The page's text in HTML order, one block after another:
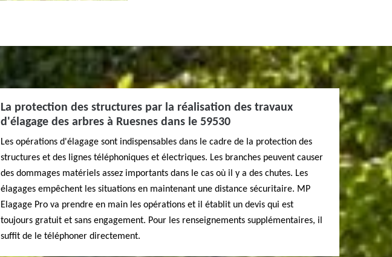
La protection des structures par la réalisation des travaux
d'élagage des arbres à Ruesnes dans le 59530
Les opérations d'élagage sont indispensables dans le cadre de la protection des
structures et des lignes téléphoniques et électriques. Les branches peuvent causer
des dommages matériels assez importants dans le cas où il y a des chutes. Les
élagages empêchent les situations en maintenant une distance sécuritaire. MP
Elagage Pro va prendre en main les opérations et il établit un devis qui est
toujours gratuit et sans engagement. Pour les renseignements supplémentaires, il
suffit de le téléphoner directement.